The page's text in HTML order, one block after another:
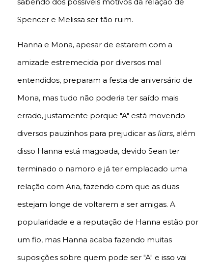
Spencer e Melissa ser tão ruim.
Hanna e Mona, apesar de estarem com a
amizade estremecida por diversos mal
entendidos, preparam a festa de aniversário de
Mona, mas tudo não poderia ter saído mais
errado, justamente porque "A" está movendo
diversos pauzinhos para prejudicar as liars, além
disso Hanna está magoada, devido Sean ter
terminado o namoro e já ter emplacado uma
relação com Aria, fazendo com que as duas
estejam longe de voltarem a ser amigas. A
popularidade e a reputação de Hanna estão por
um fio, mas Hanna acaba fazendo muitas
suposições sobre quem pode ser "A" e isso vai